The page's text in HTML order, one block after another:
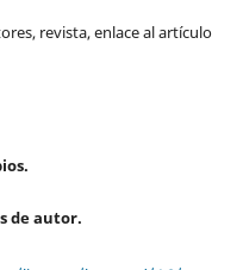
revista, enlace al artículo
de autor.